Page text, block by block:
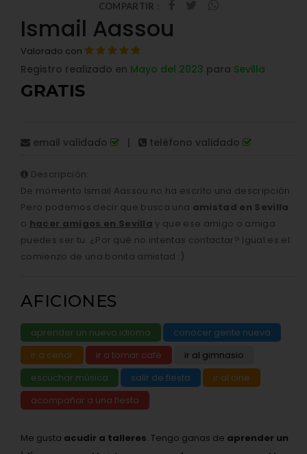
COMPARTIR :
Ismail Aassou
Valorado con
Registro realizado en Mayo del 2023 para Sevilla
GRATIS
email validado | teléfono validado
Descripción:
De momento Ismail Aassou no ha escrito una descripción.
Pero podemos decir que busca una amistad en Sevilla
o hacer amigos en Sevilla y que ese amigo o amiga
puedes ser tu. ¿Por qué no intentas contactar? Igual es el
comienzo de una bonita amistad :)
AFICIONES
aprender un nuevo idioma
conocer gente nueva
ir a cenar
ir a tomar café
ir al gimnasio
escuchar música
salir de fiesta
ir al cine
acompañar a una fiesta
Me gusta acudir a talleres. Tengo ganas de aprender un